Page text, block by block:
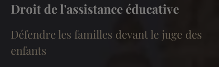
Droit de l'assistance éducative
Défendre les familles devant le juge des
enfants